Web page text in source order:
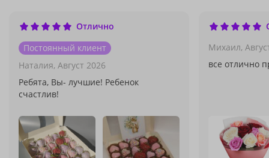
Отлично
Постоянный клиент
Наталия, Август 2026
Ребята, Вы- лучшие! Ребенок
счастлив!
Михаил,
все отлично